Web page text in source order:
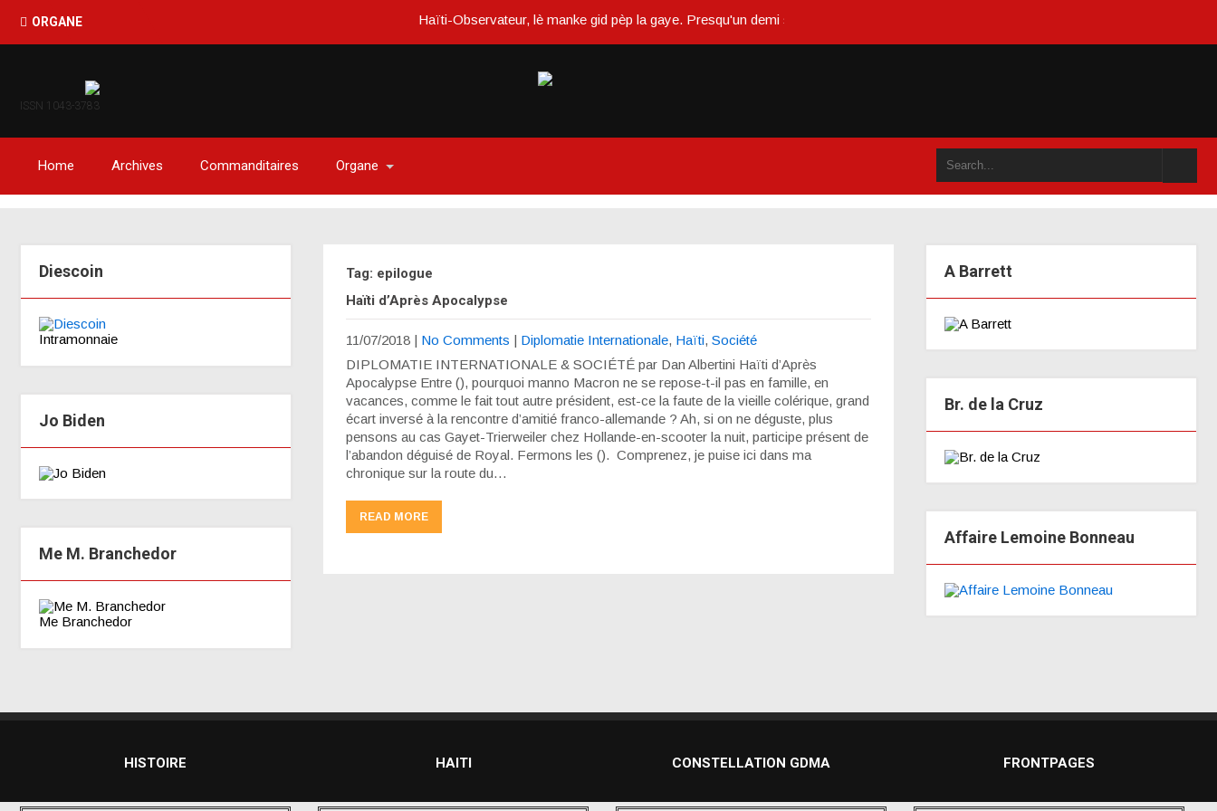
ORGANE Haïti-Observateur, lè manke gid pèp la gaye. Presqu'un demi siècle ou dans un an accompli (juillet 2021)
ISSN 1043-3783
Home Archives Commanditaires Organe
Diescoin
Intramonnaie
Jo Biden
Me M. Branchedor
Me Branchedor
Tag: epilogue
Haïti d’Après Apocalypse
11/07/2018 | No Comments | Diplomatie Internationale, Haïti, Société
DIPLOMATIE INTERNATIONALE & SOCIÉTÉ par Dan Albertini Haïti d’Après
Apocalypse Entre (), pourquoi manno Macron ne se repose-t-il pas en famille, en
vacances, comme le fait tout autre président, est-ce la faute de la vieille colérique, grand
écart inversé à la rencontre d’amitié franco-allemande ? Ah, si on ne déguste, plus
pensons au cas Gayet-Trierweiler chez Hollande-en-scooter la nuit, participe présent de
l’abandon déguisé de Royal. Fermons les (). Comprenez, je puise ici dans ma
chronique sur la route du…
READ MORE
A Barrett
Br. de la Cruz
Affaire Lemoine Bonneau
HISTOIRE HAITI CONSTELLATION GDMA FRONTPAGES